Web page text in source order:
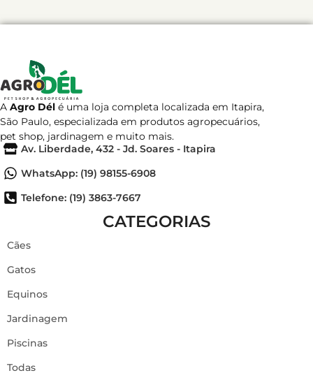
A Agro Dél é uma loja completa localizada em Itapira,
São Paulo, especializada em produtos agropecuários,
pet shop, jardinagem e muito mais.
Av. Liberdade, 432 - Jd. Soares - Itapira
WhatsApp: (19) 98155-6908
Telefone: (19) 3863-7667
CATEGORIAS
Cães
Gatos
Equinos
Jardinagem
Piscinas
Todas